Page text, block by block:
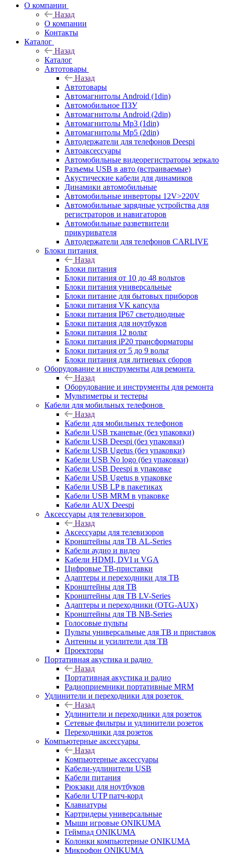
О компании
Назад
О компании
Контакты
Каталог
Назад
Каталог
Автотовары
Назад
Автотовары
Автомагнитолы Android (1din)
Автомобильное ПЗУ
Автомагнитолы Android (2din)
Автомагнитолы Mp3 (1din)
Автомагнитолы Mp5 (2din)
Автодержатели для телефонов Deespi
Автоаксессуары
Автомобильные видеорегистраторы зеркало
Разъемы USB в авто (встраиваемые)
Акустические кабели для динамиков
Динамики автомобильные
Автомобильные инверторы 12V>220V
Автомобильные зарядные устройства для
регистраторов и навигаторов
Автомобильные разветвители
прикуривателя
Автодержатели для телефонов CARLIVE
Блоки питания
Назад
Блоки питания
Блоки питания от 10 до 48 вольтов
Блоки питания универсальные
Блоки питание для бытовых приборов
Блоки питания VK капсула
Блоки питания IP67 светодиодные
Блоки питания для ноутбуков
Блоки питания 12 вольт
Блоки питания iP20 трансформаторы
Блоки питания от 5 до 9 вольт
Блоки питания для литиевых сборов
Оборудование и инструменты для ремонта
Назад
Оборудование и инструменты для ремонта
Мультиметры и тестеры
Кабели для мобильных телефонов
Назад
Кабели для мобильных телефонов
Кабели USB тканевые (без упаковки)
Кабели USB Deespi (без упаковки)
Кабели USB Ugetus (без упаковки)
Кабели USB No logo (без упаковки)
Кабели USB Deespi в упаковке
Кабели USB Ugetus в упаковке
Кабели USB LP в пакетиках
Кабели USB MRM в упаковке
Кабели AUX Deespi
Аксессуары для телевизоров
Назад
Аксессуары для телевизоров
Кронштейны для ТВ AL-Series
Кабели аудио и видео
Кабели HDMI, DVI и VGA
Цифровые ТВ-приставки
Адаптеры и переходники для ТВ
Кронштейны для ТВ
Кронштейны для ТВ LV-Series
Адаптеры и переходники (OTG-AUX)
Кронштейны для ТВ NB-Series
Голосовые пульты
Пульты универсальные для ТВ и приставок
Антенны и усилители для ТВ
Проекторы
Портативная акустика и радио
Назад
Портативная акустика и радио
Радиоприемники портативные MRM
Удлинители и переходники для розеток
Назад
Удлинители и переходники для розеток
Сетевые фильтры и удлинители розеток
Переходники для розеток
Компьютерные аксессуары
Назад
Компьютерные аксессуары
Кабели-удлинители USB
Кабели питания
Рюкзаки для ноутбуков
Кабели UTP патч-корд
Клавиатуры
Картридеры универсальные
Мыши игровые ONIKUMA
Геймпад ONIKUMA
Колонки компьютерные ONIKUMA
Микрофон ONIKUMA